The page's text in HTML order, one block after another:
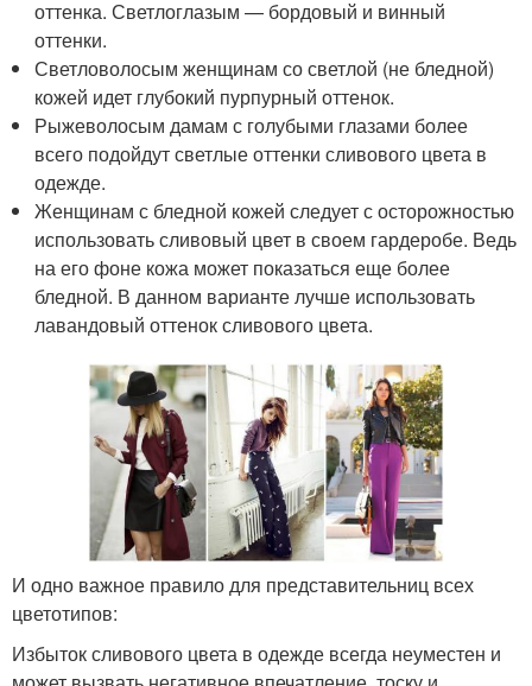
оттенка. Светлоглазым — бордовый и винный
оттенки.
Светловолосым женщинам со светлой (не бледной)
кожей идет глубокий пурпурный оттенок.
Рыжеволосым дамам с голубыми глазами более
всего подойдут светлые оттенки сливового цвета в
одежде.
Женщинам с бледной кожей следует с осторожностью
использовать сливовый цвет в своем гардеробе. Ведь
на его фоне кожа может показаться еще более
бледной. В данном варианте лучше использовать
лавандовый оттенок сливового цвета.
И одно важное правило для представительниц всех
цветотипов:
Избыток сливового цвета в одежде всегда неуместен и